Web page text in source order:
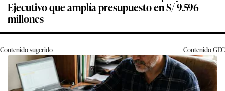
Ejecutivo que amplía presupuesto en S/ 9.596
millones
Contenido sugerido ContenidoGEC